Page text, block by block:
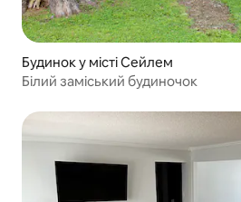
Будинок у місті Сейлем
Білий заміський будиночок